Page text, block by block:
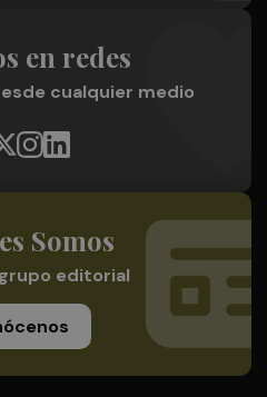
en redes
cualquier medio
Somos
editorial